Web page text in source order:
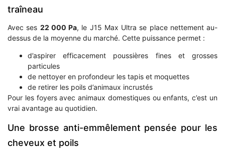
traîneau
Avec ses 22 000 Pa, le J15 Max Ultra se place nettement au-
dessus de la moyenne du marché. Cette puissance permet :
d’aspirer efficacement poussières fines et grosses
particules
de nettoyer en profondeur les tapis et moquettes
de retirer les poils d’animaux incrustés
Pour les foyers avec animaux domestiques ou enfants, c’est un
vrai avantage au quotidien.
Une brosse anti-emmêlement pensée pour les
cheveux et poils